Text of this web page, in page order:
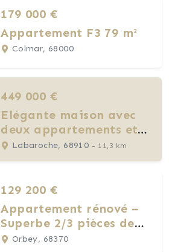
179 000 €
Appartement F3 79 m²
Colmar, 68000
449 000 €
Elégante maison avec
deux appartements et
une grange
Labaroche, 68910 - 11,3 km
129 200 €
Appartement rénové –
Superbe 2/3 pièces de
81,7m²
Orbey, 68370